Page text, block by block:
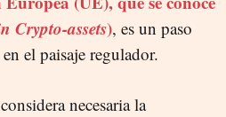
Crypto-assets), es un paso
el paisaje regulador.
necesaria la